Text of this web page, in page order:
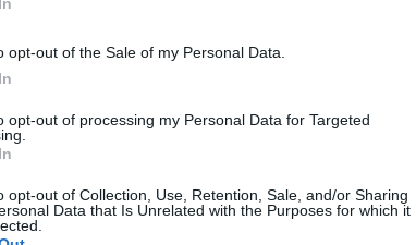
opt-out of the Sale of my Personal Data.
opt-out of processing my Personal Data for Targeted
opt-out of Collection, Use, Retention, Sale, and/or Sharing
Data that Is Unrelated with the Purposes for which it
con 2024
año se mantienen estables, con una
m², lo que situaría el balance anual en línea
de decisión siguen siendo largos, se
envergadura se materialicen durante la
impulso al dinamismo del mercado.